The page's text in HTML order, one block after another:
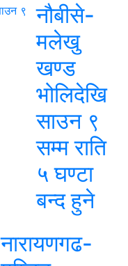
नौबीसे-
मलेखु
खण्ड
भोलिदेखि
साउन ९
सम्म राति
५ घण्टा
बन्द हुने
नारायणगढ-